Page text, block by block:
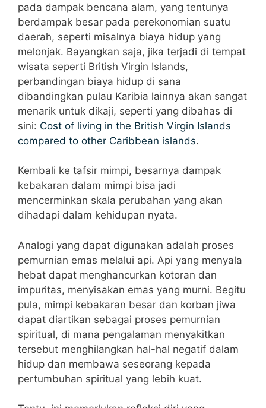
pada dampak bencana alam, yang tentunya
berdampak besar pada perekonomian suatu
daerah, seperti misalnya biaya hidup yang
melonjak. Bayangkan saja, jika terjadi di tempat
wisata seperti British Virgin Islands,
perbandingan biaya hidup di sana
dibandingkan pulau Karibia lainnya akan sangat
menarik untuk dikaji, seperti yang dibahas di
sini: Cost of living in the British Virgin Islands
compared to other Caribbean islands.
Kembali ke tafsir mimpi, besarnya dampak
kebakaran dalam mimpi bisa jadi
mencerminkan skala perubahan yang akan
dihadapi dalam kehidupan nyata.
Analogi yang dapat digunakan adalah proses
pemurnian emas melalui api. Api yang menyala
hebat dapat menghancurkan kotoran dan
impuritas, menyisakan emas yang murni. Begitu
pula, mimpi kebakaran besar dan korban jiwa
dapat diartikan sebagai proses pemurnian
spiritual, di mana pengalaman menyakitkan
tersebut menghilangkan hal-hal negatif dalam
hidup dan membawa seseorang kepada
pertumbuhan spiritual yang lebih kuat.